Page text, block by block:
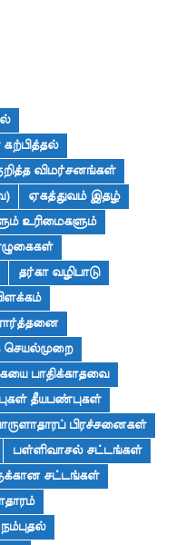
விமர்சனங்கள்
ஏகத்துவம் இதழ்
உரிமைகளும்
தர்கா வழிபாடு
பாதிக்காதவை
தீயபண்புகள்
பிரச்சனைகள்
பள்ளிவாசல் சட்டங்கள்
சட்டங்கள்